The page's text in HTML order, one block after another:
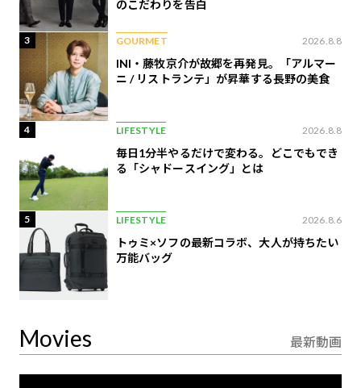
のこだわりを告白
3 GOURMET 2026.8.8
INI・藤牧京介が故郷を再発見。「アルマー
ニ / リストランテ」が昇華する長野の美食
4 LIFESTYLE 2026.8.8
毎日1分半やるだけで変わる。どこでもでき
る「シャドースイング」とは
5 LIFESTYLE 2026.8.6
トゥミ×ソフの最新コラボ、大人が持ちたい
万能バッグ
Movies 最新動画